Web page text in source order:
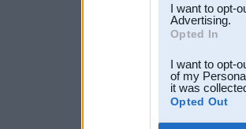
I want to opt-
Advertising.
Opted In
I want to opt-
of my
it was
Opted Out